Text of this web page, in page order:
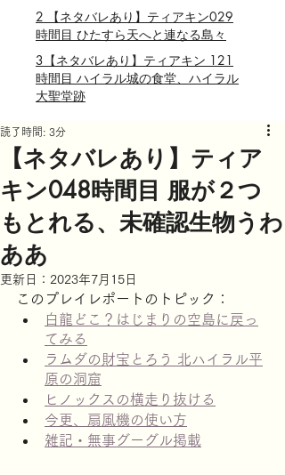
2 【ネタバレあり】ティアキン029
時間目 ひたすら天へと連なる島々
3【ネタバレあり】ティアキン 121
時間目 ハイラル城の食堂、ハイラル
大聖堂跡
【ネタバレあり】ティア
キン048時間目 服が２つ
もとれる、未確認生物うわ
ああ
読了時間: 3分
更新日： 2023年7月15日
このプレイレポートのトピック：
白龍どこ？はじまりの空島に戻っ
てみる
ラムダの財宝とろう 北ハイラル平
原の洞窟
ヒノックスの横走り抜ける
今更、扇風機の使い方
雑記・無事グーグル掲載